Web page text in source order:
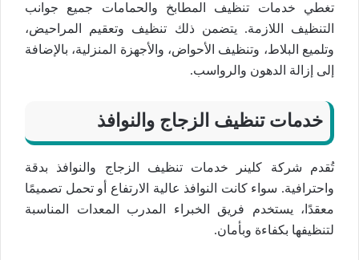
تغطي خدمات تنظيف المطابخ والحمامات جميع جوانب
التنظيف اللازمة. يتضمن ذلك تنظيف وتعقيم المراحيض،
وتلميع البلاط، وتنظيف الأحواض، والأجهزة المنزلية، بالإضافة
إلى إزالة الدهون والرواسب.
خدمات تنظيف الزجاج والنوافذ
تُقدم شركة كلينر خدمات تنظيف الزجاج والنوافذ بدقة
واحترافية. سواء كانت النوافذ عالية الارتفاع أو تحمل تصميمًا
معقدًا، يستخدم فريق الخبراء المدرب المعدات المناسبة
لتنظيفها بكفاءة وبأمان.